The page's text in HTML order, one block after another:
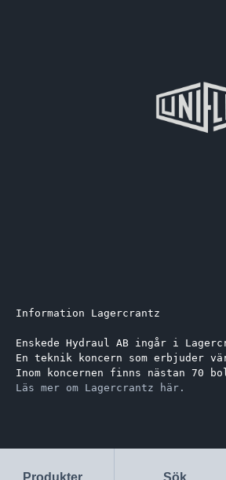
Produkter Sök
Information Lagercrantz
Enskede Hydraul AB ingår i
En teknik koncern som erbjuder
Inom koncernen finns nästan 70
Läs mer om Lagercrantz här.